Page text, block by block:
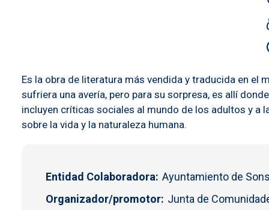
Es la obra de literatura más vendida y traducida en el
sufriera una avería, pero para su sorpresa, es allí
incluyen críticas sociales al mundo de los adultos y a
sobre la vida y la naturaleza humana.
Entidad Colaboradora Ayuntamiento de
Organizador/promotor Junta de